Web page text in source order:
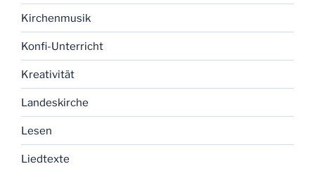
Kirchenmusik
Konfi-Unterricht
Kreativität
Landeskirche
Lesen
Liedtexte